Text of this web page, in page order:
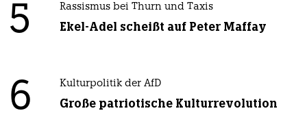
5 Rassismus bei Thurn und Taxis
Ekel-Adel scheißt auf Peter Maffay
6 Kulturpolitik der AfD
Große patriotische Kulturrevolution